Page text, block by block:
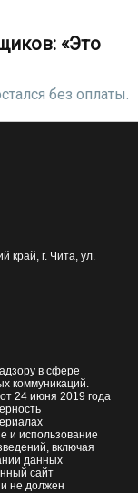
«Это
без оплаты.
край, г. Чита, ул.
в сфере
коммуникаций.
24 июня 2019 года
и использование
включая
данных
сайт
не должен